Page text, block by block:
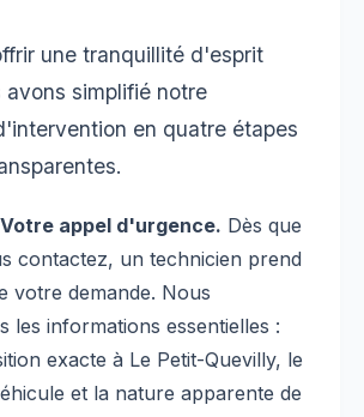
une tranquillité d'esprit
avons simplifié notre
en quatre étapes
Votre appel d'urgence. Dès que
contactez, un technicien prend
votre demande. Nous
les informations essentielles :
exacte à Le Petit-Quevilly, le
et la nature apparente de